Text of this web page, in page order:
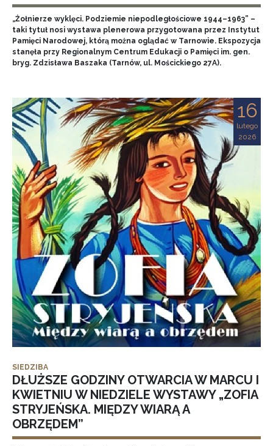
„Żołnierze wyklęci. Podziemie niepodległościowe 1944–1963” –
taki tytuł nosi wystawa plenerowa przygotowana przez Instytut
Pamięci Narodowej, którą można oglądać w Tarnowie. Ekspozycja
stanęła przy Regionalnym Centrum Edukacji o Pamięci im. gen.
bryg. Zdzisława Baszaka (Tarnów, ul. Mościckiego 27A).
16
lutego
2026
SIEDZIBA
DŁUŻSZE GODZINY OTWARCIA W MARCU I
KWIETNIU W NIEDZIELE WYSTAWY „ZOFIA
STRYJEŃSKA. MIĘDZY WIARĄ A
OBRZĘDEM”